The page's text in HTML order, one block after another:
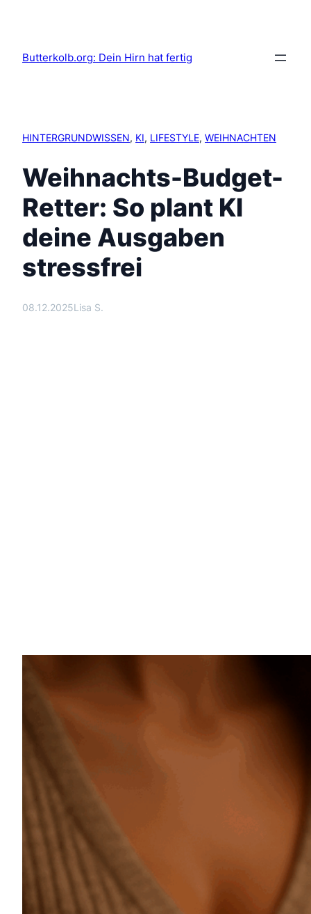
Butterkolb.org: Dein Hirn hat fertig
HINTERGRUNDWISSEN, KI, LIFESTYLE, WEIHNACHTEN
Weihnachts-Budget-
Retter: So plant KI
deine Ausgaben
stressfrei
08.12.2025Lisa S.